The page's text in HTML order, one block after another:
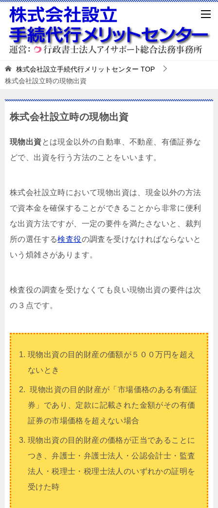
株式会社設立手続代行メリットセンター TOP
株式会社設立時の現物出資
株式会社設立時の現物出資
現物出資とは現金以外の自動車、不動産、有価証券な
どで、出資を行う方法のことをいいます。
株式会社設立時において現物出資は、現金以外の方法
で資本金を確保することができることから非常に便利
な出資方法ですが、一定の要件を満たさないと、裁判
所の選任する検査役の調査を受けなければならないと
いう煩雑さがあります。
検査役の調査を受けなくても良い現物出資の要件は次
の３点です。
現物出資の目的財産の価額が５００万円を超え
ないとき
現物出資の目的財産が「市場価格のある有価証
券」であり、定款に記載された金額がその有価
証券の市場価格を超えない場合
現物出資の目的財産の価格が正当であることに
つき、弁護士・弁護士法人・公認会計士・監査
法人・税理士・税理士法人のいずれかの証明を
受けた時